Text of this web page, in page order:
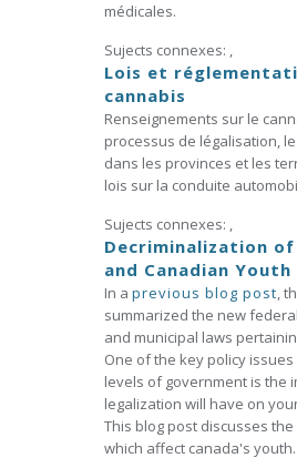
médicales.
Sujects connexes: ,
Lois et
cannabis
Renseignements sur le
processus de légalisation,
dans les provinces et les
lois sur la conduite
Sujects connexes: ,
Decriminalization of
and Canadian Youth
In a previous blog post,
summarized the new
and municipal laws
One of the key policy
levels of government is the
legalization will have on
This blog post discusses
which affect canada's youth.